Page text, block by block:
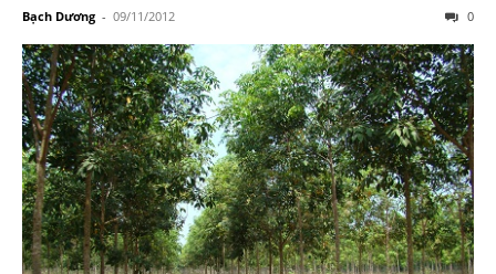
Bạch Dương - 09/11/2012 0